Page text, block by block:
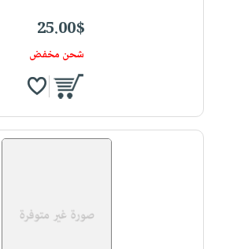
25.00$
شحن مخفض